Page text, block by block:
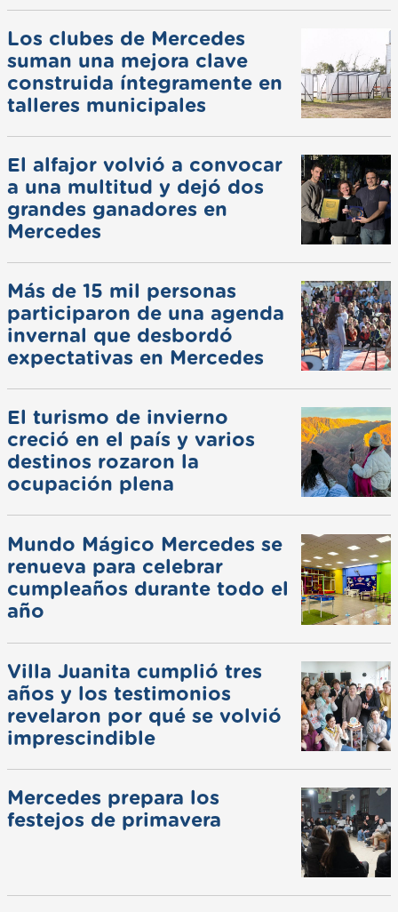
Los clubes de Mercedes
suman una mejora clave
construida íntegramente en
talleres municipales
El alfajor volvió a convocar
a una multitud y dejó dos
grandes ganadores en
Mercedes
Más de 15 mil personas
participaron de una agenda
invernal que desbordó
expectativas en Mercedes
El turismo de invierno
creció en el país y varios
destinos rozaron la
ocupación plena
Mundo Mágico Mercedes se
renueva para celebrar
cumpleaños durante todo el
año
Villa Juanita cumplió tres
años y los testimonios
revelaron por qué se volvió
imprescindible
Mercedes prepara los
festejos de primavera